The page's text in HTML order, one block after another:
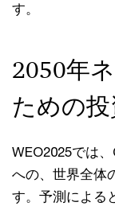
す。
2050年
ための
WEO2025では
への、世界全体
す。予測による